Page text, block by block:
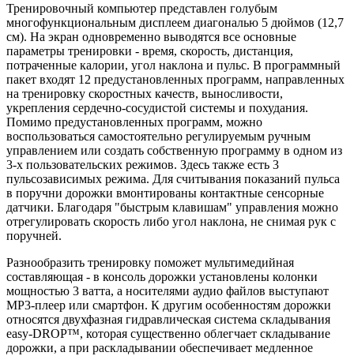
Тренировочный компьютер представлен голубым
многофункциональным дисплеем диагональю 5 дюймов (12,7
см). На экран одновременно выводятся все основные
параметры тренировки - время, скорость, дистанция,
потраченные калории, угол наклона и пульс. В программный
пакет входят 12 предустановленных программ, направленных
на тренировку скоростных качеств, выносливости,
укрепления сердечно-сосудистой системы и похудания.
Помимо предустановленных программ, можно
воспользоваться самостоятельно регулируемым ручным
управлением или создать собственную программу в одном из
3-х пользовательских режимов. Здесь также есть 3
пульсозависимых режима. Для считывания показаний пульса
в поручни дорожки вмонтированы контактные сенсорные
датчики. Благодаря "быстрым клавишам" управления можно
отрегулировать скорость либо угол наклона, не снимая рук с
поручней.
Разнообразить тренировку поможет мультимедийная
составляющая - в консоль дорожки установлены колонки
мощностью 3 ватта, а носителями аудио файлов выступают
MP3-плеер или смартфон. К другим особенностям дорожки
относятся двухфазная гидравлическая система складывания
easy-DROP™, которая существенно облегчает складывание
дорожки, а при раскладывании обеспечивает медленное